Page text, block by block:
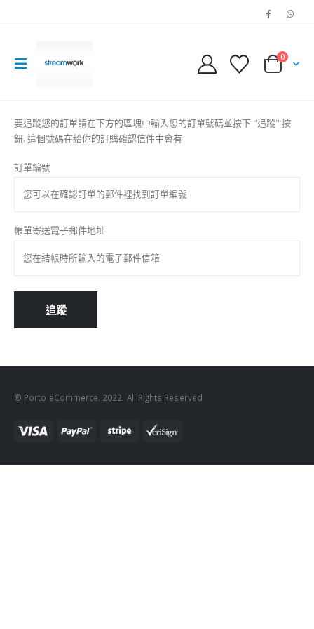
0
要追蹤您的訂單請在下方的區塊中輸入您的訂單號碼並按下 "追蹤" 按
鈕. 這個號碼在給你的訂購確認信件中會有
訂單編號
帳單寄送電子郵件地址
追蹤
© Porto eCommerce. 2022. All Rights Reserved